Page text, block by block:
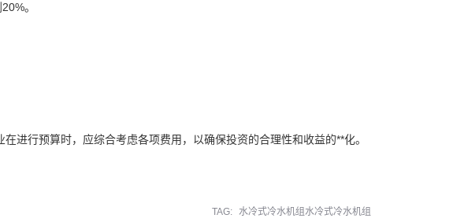
。
进行预算时，应综合考虑各项费用，以确保投资的合理性和收益的**化。
TAG: 水冷式冷水机组水冷式冷水机组